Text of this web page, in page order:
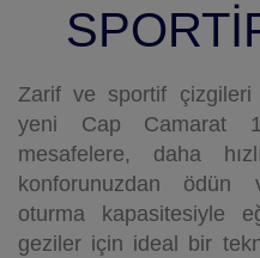
Zarif ve sportif çizgileri
yeni Cap Camarat
mesafelere, daha
konforunuzdan ödün
oturma kapasitesiyle
geziler için ideal bir